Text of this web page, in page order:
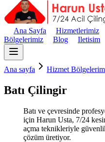
Ana Sayfa Hizmetlerimiz
Bölgelerimiz
Blog Iletisim
Ana sayfa Hizmet
Batı Çilingir
Batı ve çevresinde
için Harun Usta, 7/24
açma teknikleriyle
çözüm üretiyor.